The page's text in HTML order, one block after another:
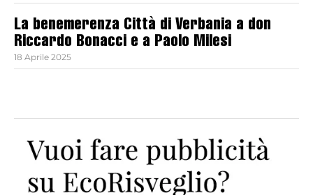
La benemerenza Città di Verbania a don
Riccardo Bonacci e a Paolo Milesi
18 Aprile 2025